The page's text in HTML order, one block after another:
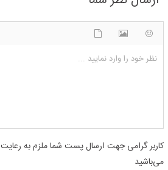
نظر خود را وارد نمایید ...
کاربر گرامی جهت ارسال پست شما ملزم به رعایت
می‌باشید